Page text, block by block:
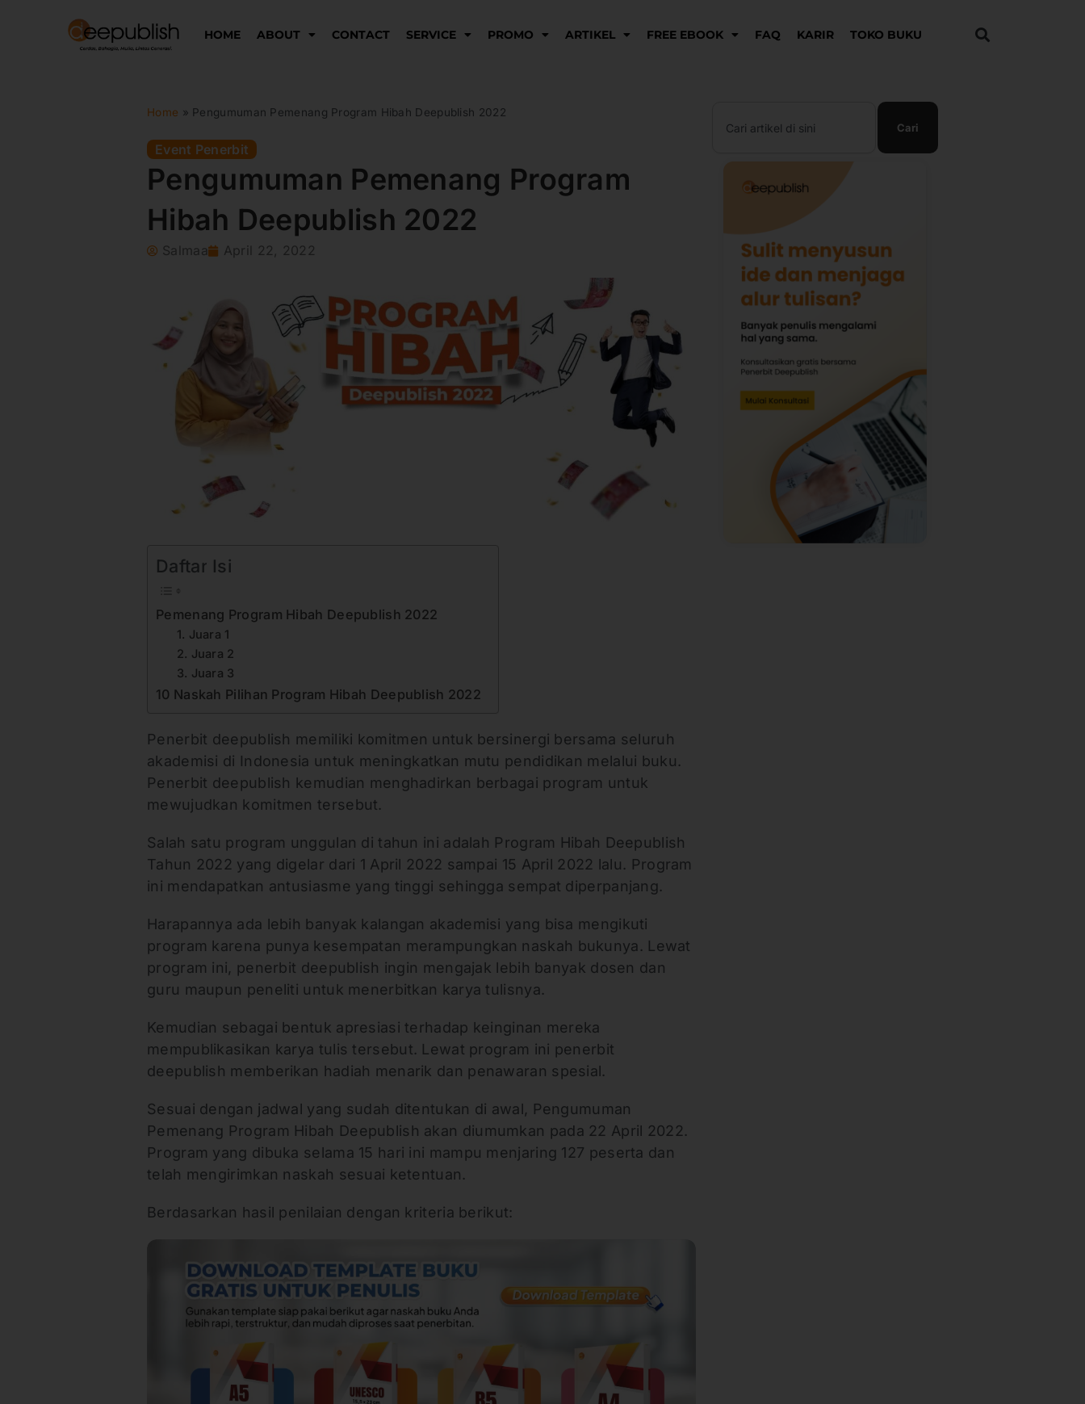
HOME ABOUT CONTACT SERVICE PROMO ARTIKEL FREE EBOOK FAQ KARIR TOKO BUKU
Home » Pengumuman Pemenang Program Hibah Deepublish 2022
Event Penerbit
Pengumuman Pemenang Program
Hibah Deepublish 2022
Salmaa April 22, 2022
Daftar Isi
Pemenang Program Hibah Deepublish 2022
1. Juara 1
2. Juara 2
3. Juara 3
10 Naskah Pilihan Program Hibah Deepublish 2022
Penerbit deepublish memiliki komitmen untuk bersinergi bersama seluruh
akademisi di Indonesia untuk meningkatkan mutu pendidikan melalui buku.
Penerbit deepublish kemudian menghadirkan berbagai program untuk
mewujudkan komitmen tersebut.
Salah satu program unggulan di tahun ini adalah Program Hibah Deepublish
Tahun 2022 yang digelar dari 1 April 2022 sampai 15 April 2022 lalu. Program
ini mendapatkan antusiasme yang tinggi sehingga sempat diperpanjang.
Harapannya ada lebih banyak kalangan akademisi yang bisa mengikuti
program karena punya kesempatan merampungkan naskah bukunya. Lewat
program ini, penerbit deepublish ingin mengajak lebih banyak dosen dan
guru maupun peneliti untuk menerbitkan karya tulisnya.
Kemudian sebagai bentuk apresiasi terhadap keinginan mereka
mempublikasikan karya tulis tersebut. Lewat program ini penerbit
deepublish memberikan hadiah menarik dan penawaran spesial.
Sesuai dengan jadwal yang sudah ditentukan di awal, Pengumuman
Pemenang Program Hibah Deepublish akan diumumkan pada 22 April 2022.
Program yang dibuka selama 15 hari ini mampu menjaring 127 peserta dan
telah mengirimkan naskah sesuai ketentuan.
Berdasarkan hasil penilaian dengan kriteria berikut:
Cari